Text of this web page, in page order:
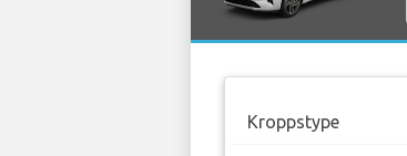
Kroppstype